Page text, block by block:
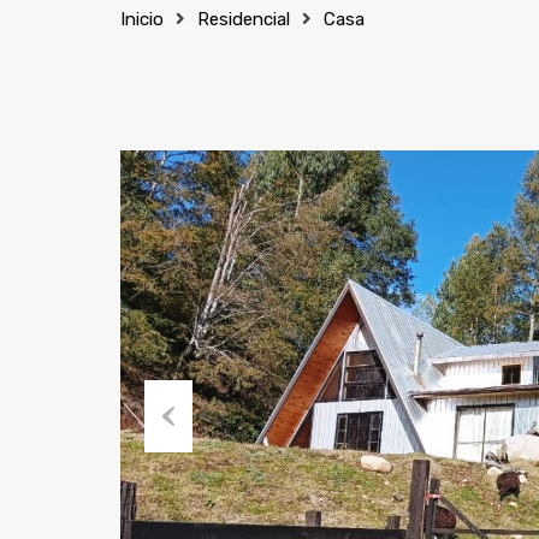
Inicio Residencial Casa
Previous